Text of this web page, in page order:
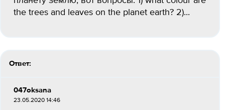
the trees and leaves on the planet earth? 2)...
Ответ:
047oksana
23.05.2020 14:46